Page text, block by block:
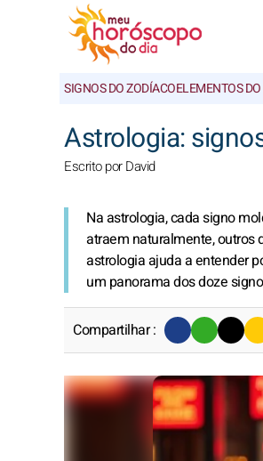
SIGNOS DO ZODÍACOELEMENTOS
Astrologia:
Escrito por David
Na astrologia, cada signo
atraem naturalmente, outros
astrologia ajuda a entender
um panorama dos doze
Compartilhar :